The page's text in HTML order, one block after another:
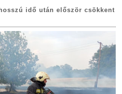
idő után először csökkent